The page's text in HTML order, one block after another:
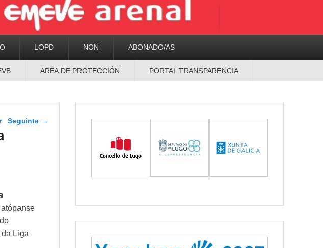
LOPD NON ABONADO/AS
AREA DE PROTECCIÓN PORTAL TRANSPARENCIA
de artigos
Seguinte →
Liga